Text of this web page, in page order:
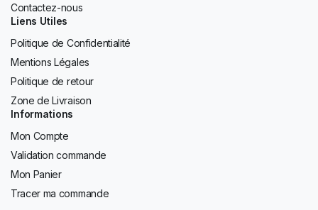
Contactez-nous
Liens Utiles
Politique de Confidentialité
Mentions Légales
Politique de retour
Zone de Livraison
Informations
Mon Compte
Validation commande
Mon Panier
Tracer ma commande